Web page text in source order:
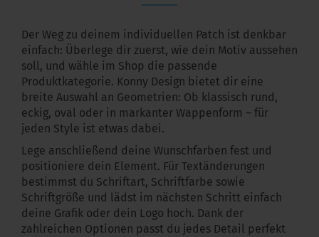
Der Weg zu deinem individuellen Patch ist denkbar
einfach: Überlege dir zuerst, wie dein Motiv aussehen
soll, und wähle im Shop die passende
Produktkategorie. Konny Design bietet dir eine
breite Auswahl an Geometrien: Ob klassisch rund,
eckig, oval oder in markanter Wappenform – für
jeden Style ist etwas dabei.
Lege anschließend deine Wunschfarben fest und
positioniere dein Element. Für Textänderungen
bestimmst du Schriftart, Schriftfarbe sowie
Schriftgröße und lädst im nächsten Schritt einfach
deine Grafik oder dein Logo hoch. Dank der
zahlreichen Optionen passt du jedes Detail perfekt